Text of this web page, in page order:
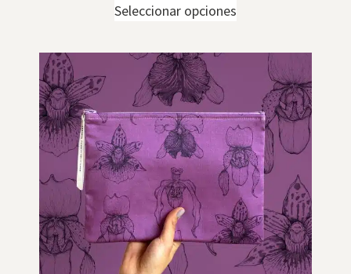
Seleccionar opciones